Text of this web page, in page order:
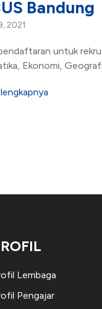
Bandung
2021
untuk
Ekonomi,
Lembaga
Pengajar